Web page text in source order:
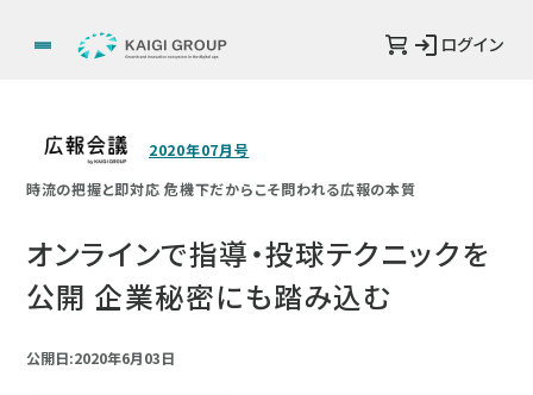
ログイン
2020年07月号
時流の把握と即対応 危機下だからこそ問われる広報の本質
オンラインで指導・投球テクニックを
公開 企業秘密にも踏み込む
公開日:2020年6月03日